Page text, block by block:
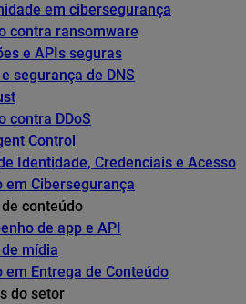
em cibersegurança
contra ransomware
e APIs seguras
segurança de DNS
contra DDoS
Control
Identidade, Credenciais e Acesso
em Cibersegurança
conteúdo
de app e API
mídia
em Entrega de Conteúdo
do setor